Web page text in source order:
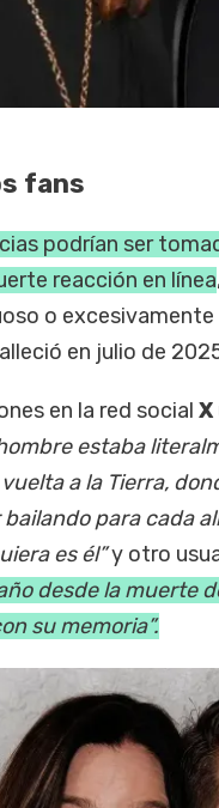
fans
podrían ser
reacción en línea
o
en julio de
en la red social X
estaba
a la Tierra,
para cada
es él”y otro
desde la muerte
su memoria”.